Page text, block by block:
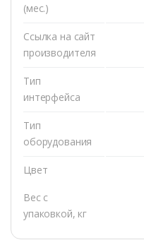
(мес.)
Ссылка на сайт
производителя
Тип
интерфейса
Тип
оборудования
Цвет
Вес с
упаковкой, кг